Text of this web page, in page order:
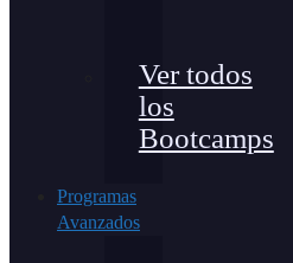
Ver todos
los
Bootcamps
Programas
Avanzados